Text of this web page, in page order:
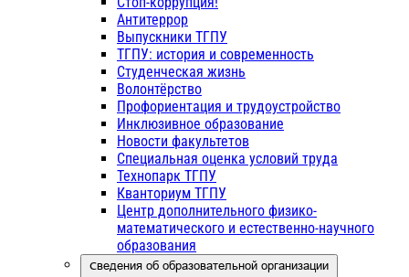
Антитеррор
Выпускники ТГПУ
ТГПУ: история и современность
Студенческая жизнь
Волонтёрство
Профориентация и трудоустройство
Инклюзивное образование
Новости факультетов
Специальная оценка условий труда
Технопарк ТГПУ
Кванториум ТГПУ
Центр дополнительного физико-
математического и естественно-научного
образования
Сведения об образовательной организации